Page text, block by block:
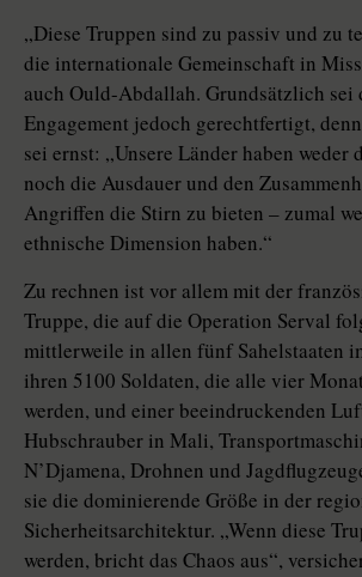
„Diese Truppen sind zu passiv und zu
die internationale Gemeinschaft in
auch Ould-Abdallah. Grundsätzlich sei
Engagement jedoch gerechtfertigt,
sei ernst: „Unsere Länder haben weder
noch die Ausdauer und den
Angriffen die Stirn zu bieten – zumal
ethnische Dimension haben.“
Zu rechnen ist vor allem mit der
Truppe, die auf die Operation Serval
mittlerweile in allen fünf Sahelstaaten
ihren 5100 Soldaten, die alle vier
werden, und einer beeindruckenden
Hubschrauber in Mali,
N’Djamena, Drohnen und
sie die dominierende Größe in der
Sicherheitsarchitektur. „Wenn diese
werden, bricht das Chaos aus“,